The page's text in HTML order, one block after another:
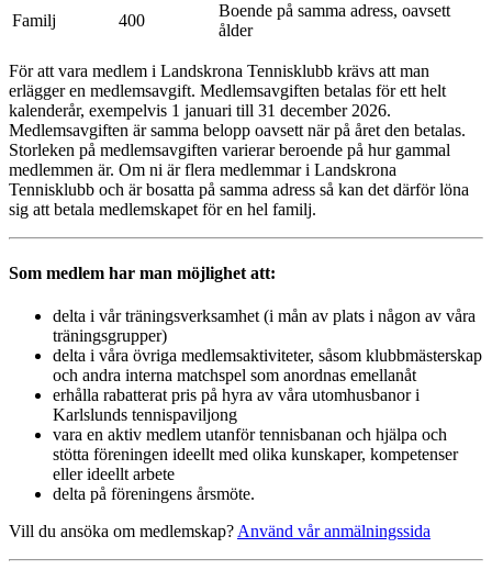
Familj
400
Boende på samma adress, oavsett
ålder
För att vara medlem i Landskrona Tennisklubb krävs att man
erlägger en medlemsavgift. Medlemsavgiften betalas för ett helt
kalenderår, exempelvis 1 januari till 31 december 2026.
Medlemsavgiften är samma belopp oavsett när på året den betalas.
Storleken på medlemsavgiften varierar beroende på hur gammal
medlemmen är. Om ni är flera medlemmar i Landskrona
Tennisklubb och är bosatta på samma adress så kan det därför löna
sig att betala medlemskapet för en hel familj.
Som medlem har man möjlighet att:
delta i vår träningsverksamhet (i mån av plats i någon av våra
träningsgrupper)
delta i våra övriga medlemsaktiviteter, såsom klubbmästerskap
och andra interna matchspel som anordnas emellanåt
erhålla rabatterat pris på hyra av våra utomhusbanor i
Karlslunds tennispaviljong
vara en aktiv medlem utanför tennisbanan och hjälpa och
stötta föreningen ideellt med olika kunskaper, kompetenser
eller ideellt arbete
delta på föreningens årsmöte.
Vill du ansöka om medlemskap? Använd vår anmälningssida